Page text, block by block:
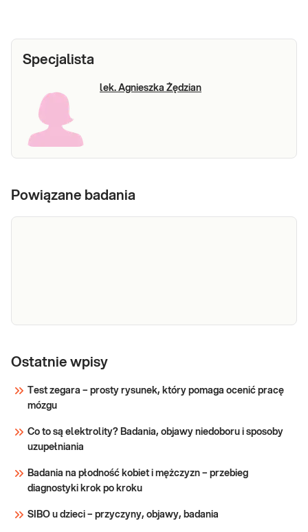
Specjalista
lek. Agnieszka Żędzian
Powiązane badania
tyreotropowego) to najczulszy test oceniający
bezobjawowe zaburzenia jej pracy oraz
hormon
Ostatnie wpisy
Test zegara – prosty rysunek, który pomaga ocenić pracę
mózgu
Co to są elektrolity? Badania, objawy niedoboru i sposoby
uzupełniania
Badania na płodność kobiet i mężczyzn – przebieg
diagnostyki krok po kroku
SIBO u dzieci – przyczyny, objawy, badania